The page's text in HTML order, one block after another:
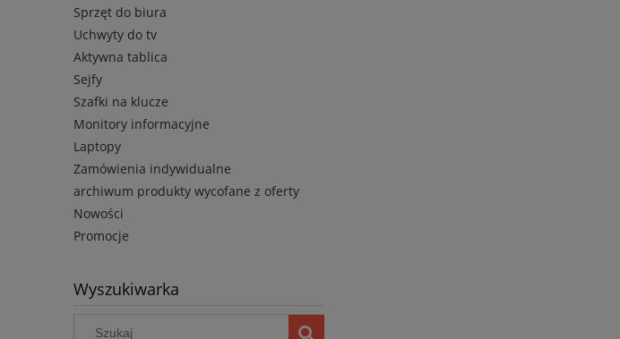
Sprzęt do biura
Uchwyty do tv
Aktywna tablica
Sejfy
Szafki na klucze
Monitory informacyjne
Laptopy
Zamówienia indywidualne
archiwum produkty wycofane z oferty
Nowości
Promocje
Wyszukiwarka